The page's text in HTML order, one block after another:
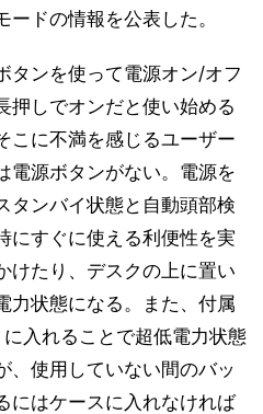
ドの情報を公表した。
タンを使って電源オン/オフ
押しでオンだと使い始める
こに不満を感じるユーザー
電源ボタンがない。電源を
タンバイ状態と自動頭部検
にすぐに使える利便性を実
けたり、デスクの上に置い
力状態になる。また、付属
入れることで超低電力状態
、使用していない間のバッ
にはケースに入れなければ